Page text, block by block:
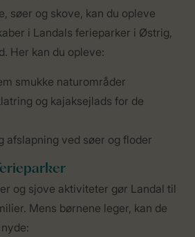
søer og skove, kan du opleve
i Landals ferieparker i Østrig,
Her kan du opleve:
smukke naturområder
og kajaksejlads for de
afslapning ved søer og floder
og sjove aktiviteter gør Landal til
Mens børnene leger, kan de